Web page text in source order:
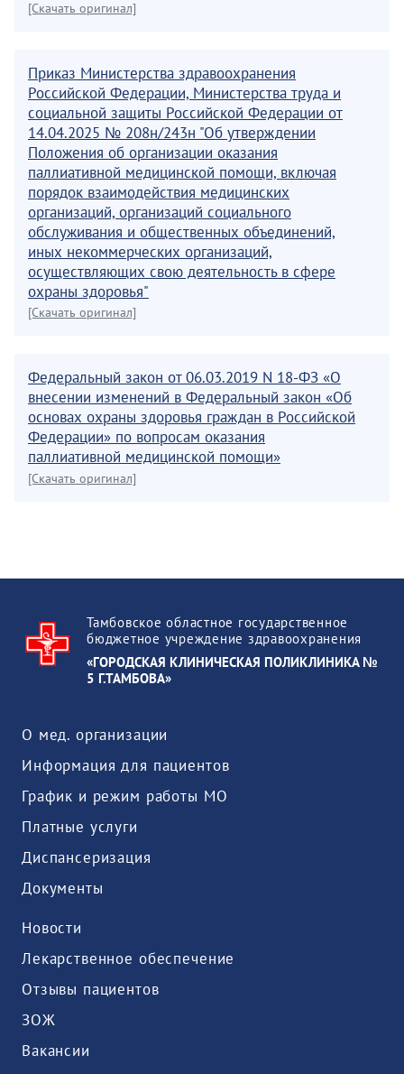
[Скачать оригинал]
Приказ Министерства здравоохранения
Российской Федерации, Министерства труда и
социальной защиты Российской Федерации от
14.04.2025 № 208н/243н "Об утверждении
Положения об организации оказания
паллиативной медицинской помощи, включая
порядок взаимодействия медицинских
организаций, организаций социального
обслуживания и общественных объединений,
иных некоммерческих организаций,
осуществляющих свою деятельность в сфере
охраны здоровья"
[Скачать оригинал]
Федеральный закон от 06.03.2019 N 18-ФЗ «О
внесении изменений в Федеральный закон «Об
основах охраны здоровья граждан в Российской
Федерации» по вопросам оказания
паллиативной медицинской помощи»
[Скачать оригинал]
Тамбовское областное государственное
бюджетное учреждение здравоохранения
«ГОРОДСКАЯ КЛИНИЧЕСКАЯ ПОЛИКЛИНИКА №
5 Г.ТАМБОВА»
О мед. организации
Информация для пациентов
График и режим работы МО
Платные услуги
Диспансеризация
Документы
Новости
Лекарственное обеспечение
Отзывы пациентов
ЗОЖ
Вакансии